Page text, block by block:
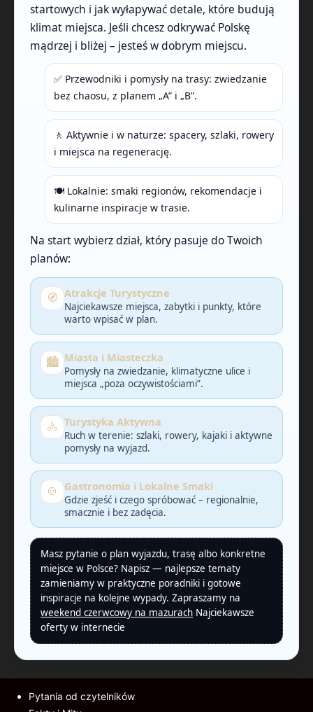
startowych i jak wyłapywać detale, które budują
klimat miejsca. Jeśli chcesz odkrywać Polskę
mądrzej i bliżej – jesteś w dobrym miejscu.
✅ Przewodniki i pomysły na trasy: zwiedzanie
bez chaosu, z planem „A” i „B”.
🚶 Aktywnie i w naturze: spacery, szlaki, rowery
i miejsca na regenerację.
🍽️ Lokalnie: smaki regionów, rekomendacje i
kulinarne inspiracje w trasie.
Na start wybierz dział, który pasuje do Twoich
planów:
🧭 Atrakcje Turystyczne
Najciekawsze miejsca, zabytki i punkty, które
warto wpisać w plan.
🏙️ Miasta i Miasteczka
Pomysły na zwiedzanie, klimatyczne ulice i
miejsca „poza oczywistościami”.
🚴 Turystyka Aktywna
Ruch w terenie: szlaki, rowery, kajaki i aktywne
pomysły na wyjazd.
🍲 Gastronomia i Lokalne Smaki
Gdzie zjeść i czego spróbować – regionalnie,
smacznie i bez zadęcia.
Masz pytanie o plan wyjazdu, trasę albo konkretne
miejsce w Polsce? Napisz — najlepsze tematy
zamieniamy w praktyczne poradniki i gotowe
inspiracje na kolejne wypady. Zapraszamy na
weekend czerwcowy na mazurach Najciekawsze
oferty w internecie
Pytania od czytelników